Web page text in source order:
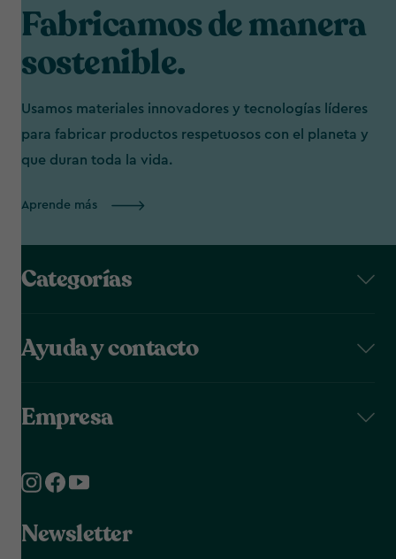
Fabricamos de manera
sostenible.
Usamos materiales innovadores y tecnologías líderes
para fabricar productos respetuosos con el planeta y
que duran toda la vida.
Aprende más
Categorías
Ayuda y contacto
Empresa
Newsletter